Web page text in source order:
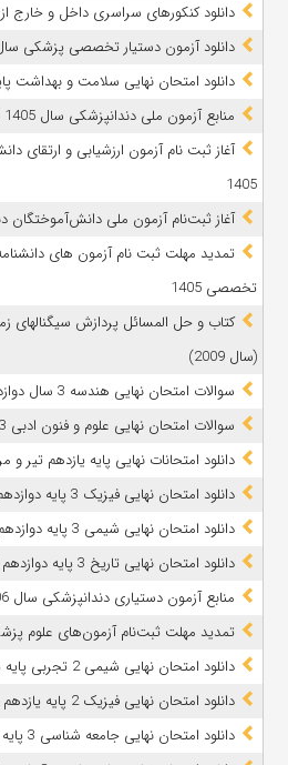
دانلود کنکورهای سراسری داخل و خارج از کشور
دانلود آزمون دستیار تخصصی پزشکی سال 1405 + کلید
دانلود امتحان نهایی سلامت و بهداشت پایه
ﻣﻨﺎﺑﻊ آزﻣﻮن ﻣﻠﯽ دندانپزشکی سال 1405 (دوره های 25 و 26)
آغاز ثبت نام آزمون‌ ارزشیابی و ارتقای
1405
آغاز ثبت‌نام آزمون ملی دانش‌آموختگان
تمدید مهلت ثبت نام آزمون های
تخصصی 1405
(سال 2009)
سوالات امتحان نهایی هندسه 3 سال دوازدهم (1397 تا 1405)
سوالات امتحان نهایی علوم و فنون ادبی 3 پایه دوازدهم (1397 تا 1405)
دانلود امتحانات نهایی پایه یازدهم تیر و
دانلود امتحان نهایی فیزیک 3 پایه دوازدهم تیر 1405 + پاسخ
دانلود امتحان نهایی شیمی 3 پایه دوازدهم تیر 1405
دانلود امتحان نهایی تاریخ 3 پایه دوازدهم تیر 1405
منابع آزمون دستیاری دندانپزشکی سال 1406 (دوره 41)
تمدید مهلت ثبت‌نام آزمون‌های علوم پزشکی تا 20
دانلود امتحان نهایی شیمی 2 تجربی پایه یازدهم تیر 1405 + پاسخ
دانلود امتحان نهایی فیزیک 2 پایه یازدهم تیر 1405 + پاسخ
دانلود امتحان نهایی جامعه شناسی 3 پایه دوازدهم تیر 1405 + پاسخ